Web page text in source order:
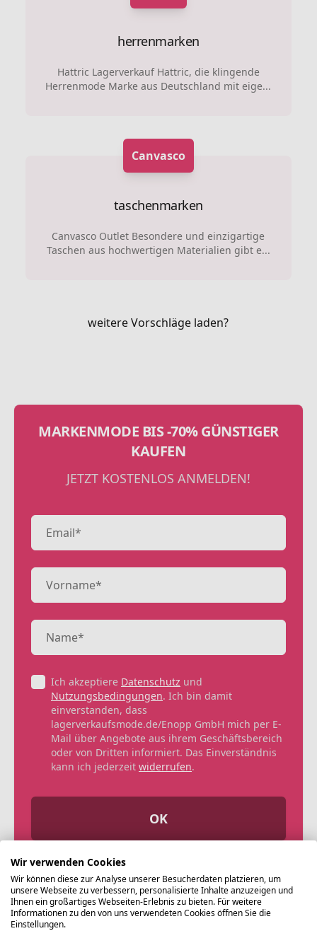
herrenmarken
Hattric Lagerverkauf Hattric, die klingende
Herrenmode Marke aus Deutschland mit eige...
Canvasco
taschenmarken
Canvasco Outlet Besondere und einzigartige
Taschen aus hochwertigen Materialien gibt e...
weitere Vorschläge laden?
MARKENMODE BIS -70% GÜNSTIGER
KAUFEN
JETZT KOSTENLOS ANMELDEN!
Ich akzeptiere Datenschutz und
Nutzungsbedingungen. Ich bin damit
einverstanden, dass
lagerverkaufsmode.de/Enopp GmbH mich per E-
Mail über Angebote aus ihrem Geschäftsbereich
oder von Dritten informiert. Das Einverständnis
kann ich jederzeit widerrufen.
OK
Wir verwenden Cookies
Wir können diese zur Analyse unserer Besucherdaten platzieren, um
unsere Webseite zu verbessern, personalisierte Inhalte anzuzeigen und
Ihnen ein großartiges Webseiten-Erlebnis zu bieten. Für weitere
Informationen zu den von uns verwendeten Cookies öffnen Sie die
Einstellungen.